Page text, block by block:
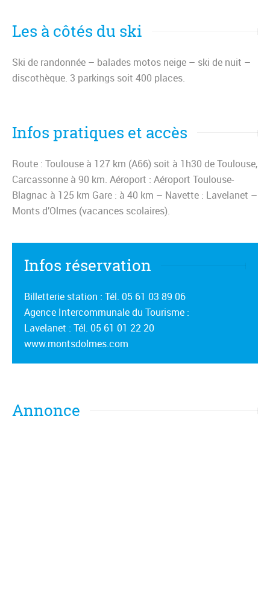
Les à côtés du ski
Ski de randonnée – balades motos neige – ski de nuit –
discothèque. 3 parkings soit 400 places.
Infos pratiques et accès
Route : Toulouse à 127 km (A66) soit à 1h30 de Toulouse,
Carcassonne à 90 km. Aéroport : Aéroport Toulouse-
Blagnac à 125 km Gare : à 40 km – Navette : Lavelanet –
Monts d’Olmes (vacances scolaires).
Infos réservation
Billetterie station : Tél. 05 61 03 89 06
Agence Intercommunale du Tourisme :
Lavelanet : Tél. 05 61 01 22 20
www.montsdolmes.com
Annonce